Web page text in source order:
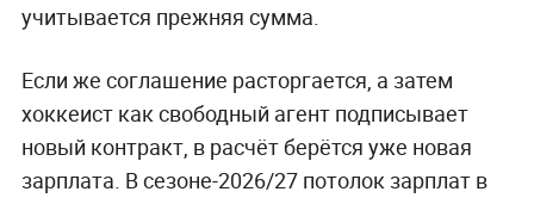
учитывается прежняя сумма.
Если же соглашение расторгается, а затем
хоккеист как свободный агент подписывает
новый контракт, в расчёт берётся уже новая
зарплата. В сезоне-2026/27 потолок зарплат в